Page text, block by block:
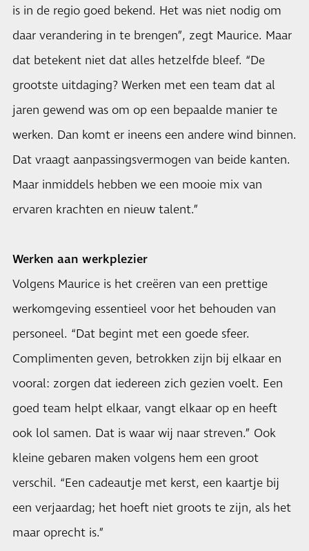
is in de regio goed bekend. Het was niet nodig om
daar verandering in te brengen”, zegt Maurice. Maar
dat betekent niet dat alles hetzelfde bleef. “De
grootste uitdaging? Werken met een team dat al
jaren gewend was om op een bepaalde manier te
werken. Dan komt er ineens een andere wind binnen.
Dat vraagt aanpassingsvermogen van beide kanten.
Maar inmiddels hebben we een mooie mix van
ervaren krachten en nieuw talent.”
Werken aan werkplezier
Volgens Maurice is het creëren van een prettige
werkomgeving essentieel voor het behouden van
personeel. “Dat begint met een goede sfeer.
Complimenten geven, betrokken zijn bij elkaar en
vooral: zorgen dat iedereen zich gezien voelt. Een
goed team helpt elkaar, vangt elkaar op en heeft
ook lol samen. Dat is waar wij naar streven.” Ook
kleine gebaren maken volgens hem een groot
verschil. “Een cadeautje met kerst, een kaartje bij
een verjaardag; het hoeft niet groots te zijn, als het
maar oprecht is.”